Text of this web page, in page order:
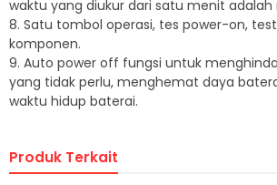
waktu yang diukur dari satu menit adalah
8. Satu tombol operasi, tes power-on,
komponen.
9. Auto power off fungsi untuk
yang tidak perlu, menghemat daya
waktu hidup baterai.
Produk Terkait